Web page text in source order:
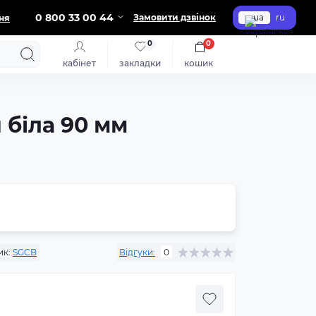
0 800 33 00 44 Замовити дзвінок ua ru
кабінет закладки
0
кошик
0
90 мм
SGCB Відгуки: 0